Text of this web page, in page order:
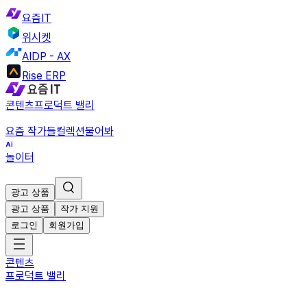
요즘IT
위시켓
AIDP - AX
Rise ERP
콘텐츠프로덕트 밸리
요즘 작가들컬렉션물어봐
놀이터
광고 상품
광고 상품
작가 지원
로그인
회원가입
콘텐츠
프로덕트 밸리